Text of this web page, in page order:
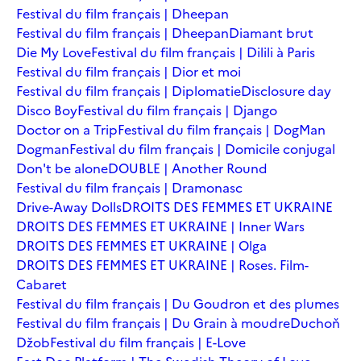
Festival du film français | Dheepan
Festival du film français | DheepanDiamant brut
Die My LoveFestival du film français | Dilili à Paris
Festival du film français | Dior et moi
Festival du film français | DiplomatieDisclosure day
Disco BoyFestival du film français | Django
Doctor on a TripFestival du film français | DogMan
DogmanFestival du film français | Domicile conjugal
Don't be aloneDOUBLE | Another Round
Festival du film français | Dramonasc
Drive-Away DollsDROITS DES FEMMES ET UKRAINE
DROITS DES FEMMES ET UKRAINE | Inner Wars
DROITS DES FEMMES ET UKRAINE | Olga
DROITS DES FEMMES ET UKRAINE | Roses. Film-
Cabaret
Festival du film français | Du Goudron et des plumes
Festival du film français | Du Grain à moudreDuchoň
DžobFestival du film français | E-Love